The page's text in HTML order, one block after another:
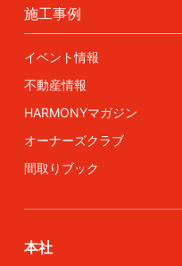
施工事例
イベント情報
不動産情報
HARMONYマガジン
オーナーズクラブ
間取りブック
本社